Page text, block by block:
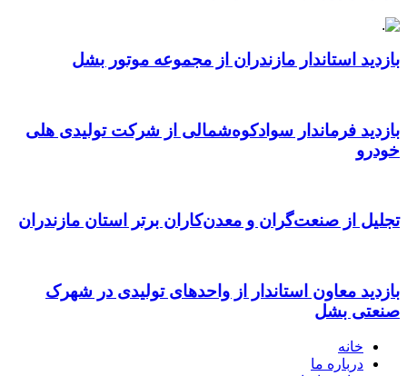
بازدید استاندار مازندران از مجموعه موتور بشل
بازدید فرماندار سوادکوه‌شمالی از شرکت تولیدی هلی
خودرو
تجلیل از صنعت‌گران و معدن‌کاران برتر استان مازندران
بازدید معاون استاندار از واحدهای تولیدی در شهرک
صنعتی بشل
خانه
درباره ما